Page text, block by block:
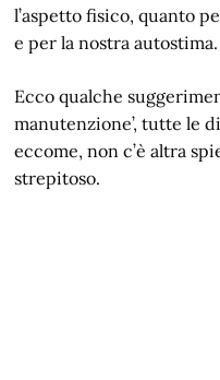
l’aspetto fisico, quanto
e per la nostra autostima.
Ecco qualche
manutenzione’, tutte le
eccome, non c’è altra
strepitoso.